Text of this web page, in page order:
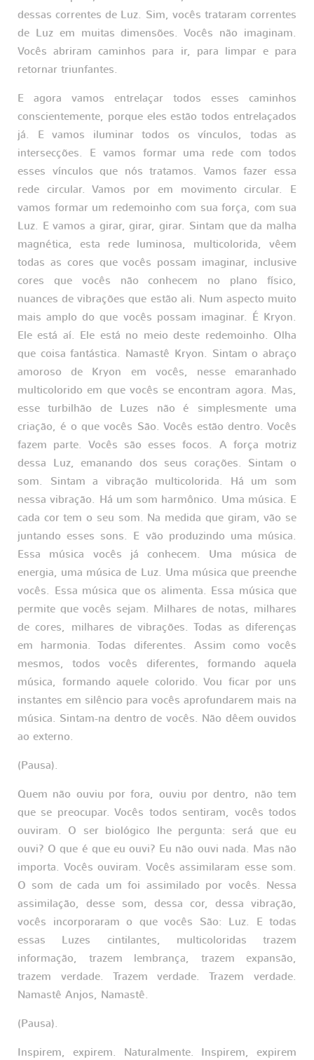
dessas correntes de Luz. Sim, vocês trataram correntes
de Luz em muitas dimensões. Vocês não imaginam.
Vocês abriram caminhos para ir, para limpar e para
retornar triunfantes.
E agora vamos entrelaçar todos esses caminhos
conscientemente, porque eles estão todos entrelaçados
já. E vamos iluminar todos os vínculos, todas as
intersecções. E vamos formar uma rede com todos
esses vínculos que nós tratamos. Vamos fazer essa
rede circular. Vamos por em movimento circular. E
vamos formar um redemoinho com sua força, com sua
Luz. E vamos a girar, girar, girar. Sintam que da malha
magnética, esta rede luminosa, multicolorida, vêem
todas as cores que vocês possam imaginar, inclusive
cores que vocês não conhecem no plano físico,
nuances de vibrações que estão ali. Num aspecto muito
mais amplo do que vocês possam imaginar. É Kryon.
Ele está aí. Ele está no meio deste redemoinho. Olha
que coisa fantástica. Namastê Kryon. Sintam o abraço
amoroso de Kryon em vocês, nesse emaranhado
multicolorido em que vocês se encontram agora. Mas,
esse turbilhão de Luzes não é simplesmente uma
criação, é o que vocês São. Vocês estão dentro. Vocês
fazem parte. Vocês são esses focos. A força motriz
dessa Luz, emanando dos seus corações. Sintam o
som. Sintam a vibração multicolorida. Há um som
nessa vibração. Há um som harmônico. Uma música. E
cada cor tem o seu som. Na medida que giram, vão se
juntando esses sons. E vão produzindo uma música.
Essa música vocês já conhecem. Uma música de
energia, uma música de Luz. Uma música que preenche
vocês. Essa música que os alimenta. Essa música que
permite que vocês sejam. Milhares de notas, milhares
de cores, milhares de vibrações. Todas as diferenças
em harmonia. Todas diferentes. Assim como vocês
mesmos, todos vocês diferentes, formando aquela
música, formando aquele colorido. Vou ficar por uns
instantes em silêncio para vocês aprofundarem mais na
música. Sintam-na dentro de vocês. Não dêem ouvidos
ao externo.
(Pausa).
Quem não ouviu por fora, ouviu por dentro, não tem
que se preocupar. Vocês todos sentiram, vocês todos
ouviram. O ser biológico lhe pergunta: será que eu
ouvi? O que é que eu ouvi? Eu não ouvi nada. Mas não
importa. Vocês ouviram. Vocês assimilaram esse som.
O som de cada um foi assimilado por vocês. Nessa
assimilação, desse som, dessa cor, dessa vibração,
vocês incorporaram o que vocês São: Luz. E todas
essas Luzes cintilantes, multicoloridas trazem
informação, trazem lembrança, trazem expansão,
trazem verdade. Trazem verdade. Trazem verdade.
Namastê Anjos, Namastê.
(Pausa).
Inspirem, expirem. Naturalmente. Inspirem, expirem